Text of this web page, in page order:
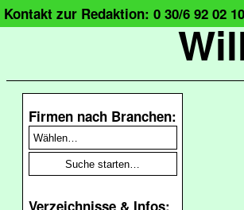
Kontakt zur Redaktion: 0 30/6 92 02
Firmen nach Branchen:
Verzeichnisse & Infos: